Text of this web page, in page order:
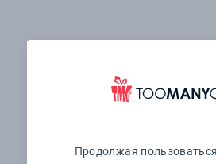
Продолжая